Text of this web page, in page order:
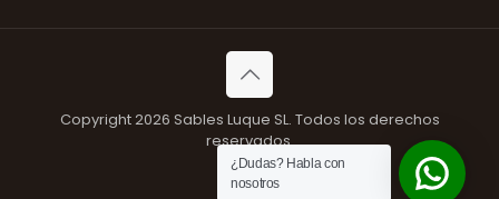
Copyright 2026 Sables Luque SL. Todos los derechos
reservados.
¿Dudas? Habla con
nosotros